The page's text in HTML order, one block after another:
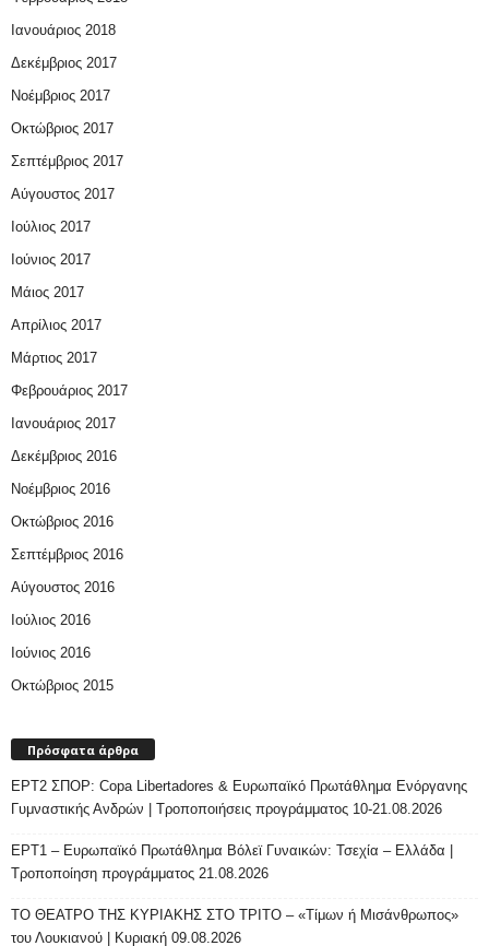
Ιανουάριος 2018
Δεκέμβριος 2017
Νοέμβριος 2017
Οκτώβριος 2017
Σεπτέμβριος 2017
Αύγουστος 2017
Ιούλιος 2017
Ιούνιος 2017
Μάιος 2017
Απρίλιος 2017
Μάρτιος 2017
Φεβρουάριος 2017
Ιανουάριος 2017
Δεκέμβριος 2016
Νοέμβριος 2016
Οκτώβριος 2016
Σεπτέμβριος 2016
Αύγουστος 2016
Ιούλιος 2016
Ιούνιος 2016
Οκτώβριος 2015
Πρόσφατα άρθρα
ΕΡΤ2 ΣΠΟΡ: Copa Libertadores & Ευρωπαϊκό Πρωτάθλημα Ενόργανης
Γυμναστικής Ανδρών | Τροποποιήσεις προγράμματος 10-21.08.2026
ΕΡΤ1 – Ευρωπαϊκό Πρωτάθλημα Βόλεϊ Γυναικών: Τσεχία – Ελλάδα |
Τροποποίηση προγράμματος 21.08.2026
ΤΟ ΘΕΑΤΡΟ ΤΗΣ ΚΥΡΙΑΚΗΣ ΣΤΟ ΤΡΙΤΟ – «Τίμων ή Μισάνθρωπος»
του Λουκιανού | Κυριακή 09.08.2026